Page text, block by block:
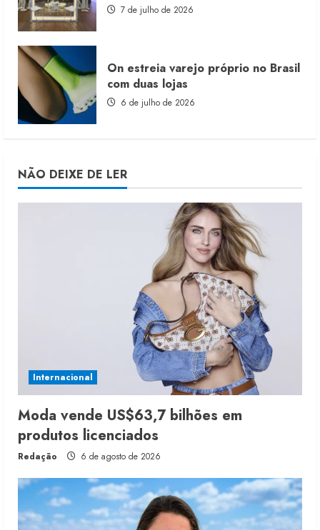
7 de julho de 2026
On estreia varejo próprio no Brasil
com duas lojas
6 de julho de 2026
NÃO DEIXE DE LER
Internacional
Moda vende US$63,7 bilhões em
produtos licenciados
Redação 6 de agosto de 2026